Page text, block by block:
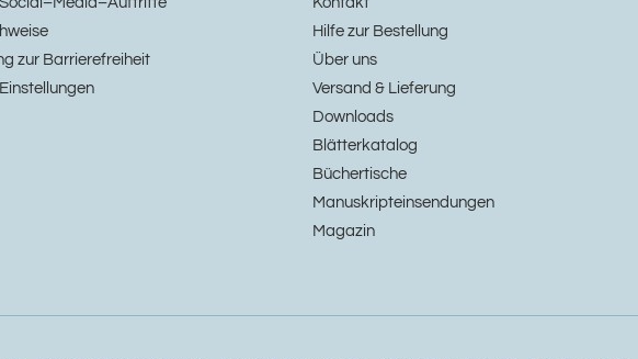
zur Barrierefreiheit
Hilfe zur Bestellung
Über uns
Versand & Lieferung
Downloads
Blätterkatalog
Büchertische
Manuskripteinsendungen
Magazin